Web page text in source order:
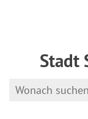
Stadt